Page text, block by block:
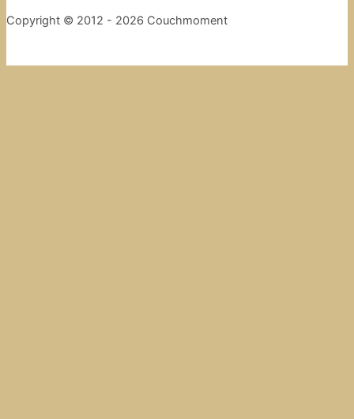
Copyright © 2012 - 2026 Couchmoment